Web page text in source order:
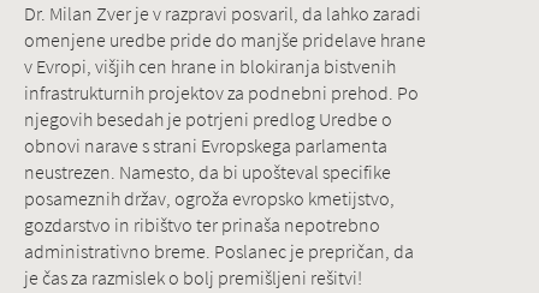
Dr. Milan Zver je v razpravi posvaril, da lahko zaradi
omenjene uredbe pride do manjše pridelave hrane
v Evropi, višjih cen hrane in blokiranja bistvenih
infrastrukturnih projektov za podnebni prehod. Po
njegovih besedah je potrjeni predlog Uredbe o
obnovi narave s strani Evropskega parlamenta
neustrezen. Namesto, da bi upošteval specifike
posameznih držav, ogroža evropsko kmetijstvo,
gozdarstvo in ribištvo ter prinaša nepotrebno
administrativno breme. Poslanec je prepričan, da
je čas za razmislek o bolj premišljeni rešitvi!